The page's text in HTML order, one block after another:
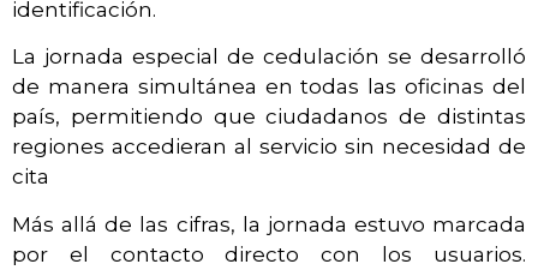
identificación.
La jornada especial de cedulación se desarrolló
de manera simultánea en todas las oficinas del
país, permitiendo que ciudadanos de distintas
regiones accedieran al servicio sin necesidad de
cita
Más allá de las cifras, la jornada estuvo marcada
por el contacto directo con los usuarios.